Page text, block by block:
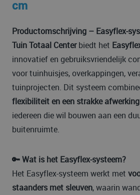
cm
Productomschrijving – Easyflex-
Tuin Totaal Centerbiedt het
innovatief en gebruiksvriendelijk
voor tuinhuisjes, overkappingen,
tuinprojecten. Dit systeem
flexibiliteit en een strakke afwerking
iedereen die wil bouwen aan een
buitenruimte.
🔑 Wat is het Easyflex-systeem?
Het Easyflex-systeem werkt met
staanders met sleuven, waarin